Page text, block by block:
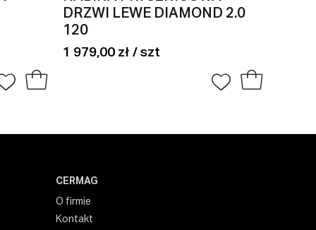
DRZWI LEWE DIAMOND 2.0
120
1 979,00 zł / szt
CERMAG
O firmie
Kontakt